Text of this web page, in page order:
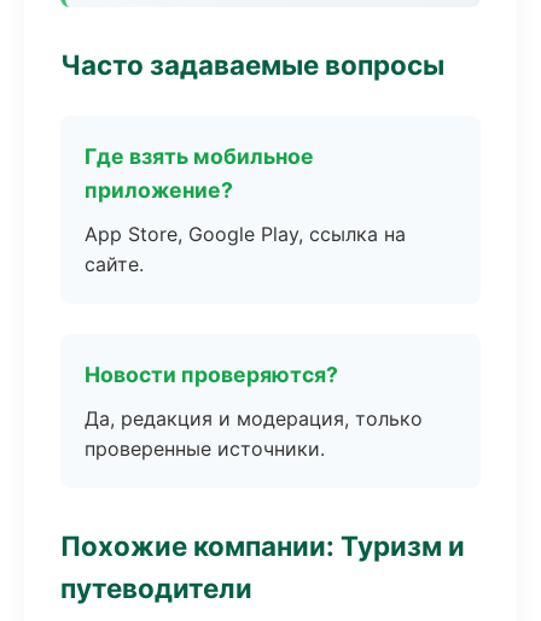
Часто задаваемые вопросы
Где взять мобильное
приложение?
App Store, Google Play, ссылка на
сайте.
Новости проверяются?
Да, редакция и модерация, только
проверенные источники.
Похожие компании: Туризм и
путеводители